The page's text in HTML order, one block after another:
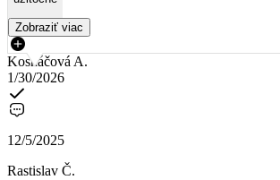
Zobraziť viac
Kosnáčová A.
1/30/2026
12/5/2025
Rastislav Č.